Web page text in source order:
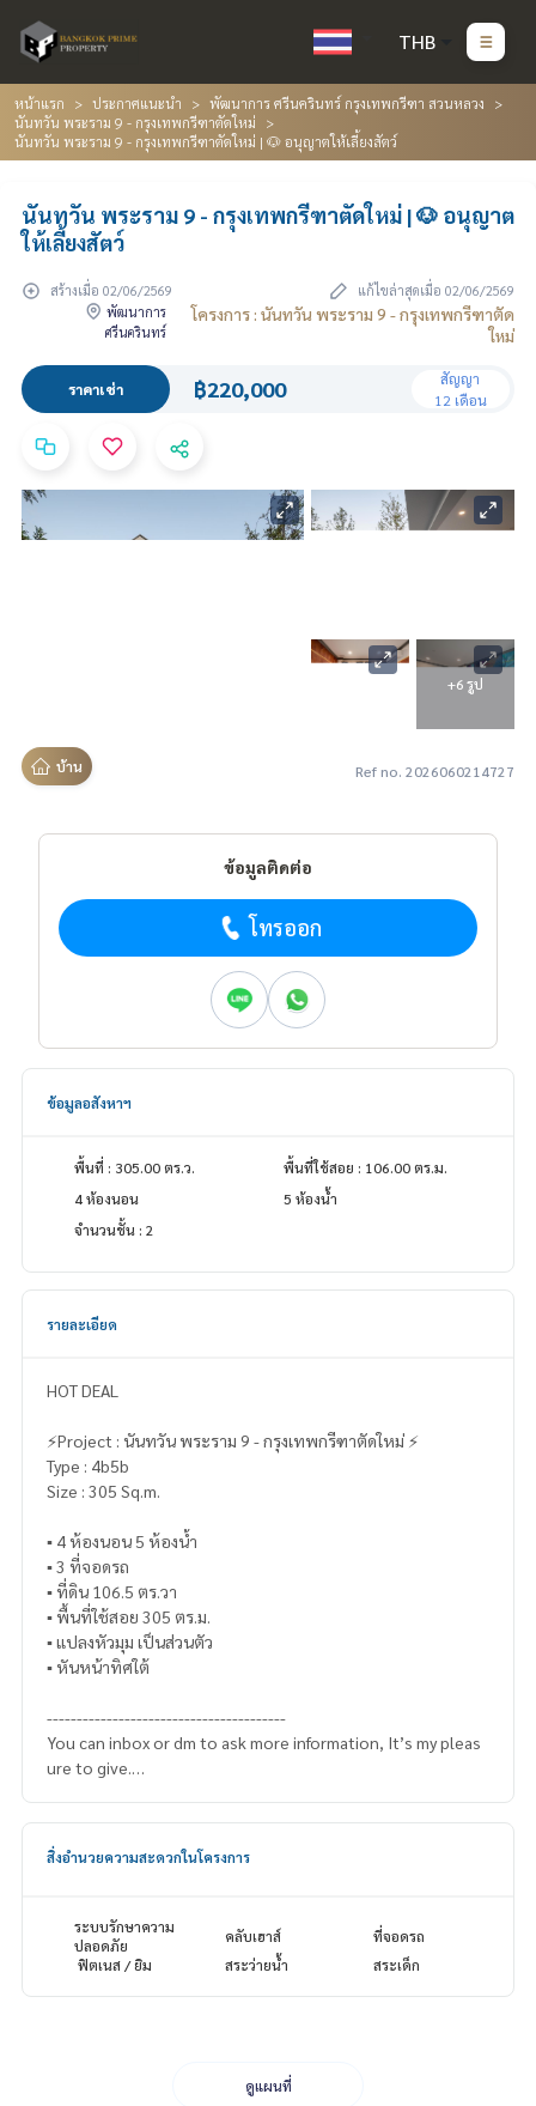
THB
หน้าแรก ประกาศแนะนำ
พัฒนาการ ศรีนครินทร์ กรุงเทพกรีฑา สวนหลวง
นันทวัน พระราม 9 - กรุงเทพกรีฑาตัดใหม่
นันทวัน พระราม 9 - กรุงเทพกรีฑาตัดใหม่ | 🐶 อนุญาตให้เลี้ยงสัตว์
นันทวัน พระราม 9 - กรุงเทพกรีฑาตัดใหม่ | 🐶 อนุญาต
ให้เลี้ยงสัตว์
สร้างเมื่อ 02/06/2569
แก้ไขล่าสุดเมื่อ 02/06/2569
พัฒนาการ
ศรีนครินทร์
โครงการ : นันทวัน พระราม 9 - กรุงเทพกรีฑาตัด
ใหม่
ราคาเช่า ฿220,000
สัญญา
12 เดือน
+6 รูป
บ้าน Ref no. 2026060214727
ข้อมูลติดต่อ
โทรออก
ข้อมูลอสังหาฯ
พื้นที่ : 305.00 ตร.ว.
พื้นที่ใช้สอย : 106.00 ตร.ม.
4 ห้องนอน
5 ห้องน้ำ
จำนวนชั้น : 2
รายละเอียด
HOT DEAL
⚡️Project : นันทวัน พระราม 9 - กรุงเทพกรีฑาตัดใหม่ ⚡️
Type : 4b5b
Size : 305 Sq.m.
▪️ 4 ห้องนอน 5 ห้องน้ำ
▪️ 3 ที่จอดรถ
▪️ ที่ดิน 106.5 ตร.วา
▪️ พื้นที่ใช้สอย 305 ตร.ม.
▪️ แปลงหัวมุม เป็นส่วนตัว
▪️ หันหน้าทิศใต้
----------------------------------------
You can inbox or dm to ask more information, It’s my pleas
ure to give.
What App+6693-943-4388
LINE ID : @BPP2019
สิ่งอำนวยความสะดวกในโครงการ
ระบบรักษาความ
ปลอดภัย
คลับเฮาส์
ที่จอดรถ
ฟิตเนส / ยิม
สระว่ายน้ำ สระเด็ก
ดูแผนที่